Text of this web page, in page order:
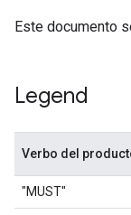
Este documento
Legend
Verbo del
"MUST"